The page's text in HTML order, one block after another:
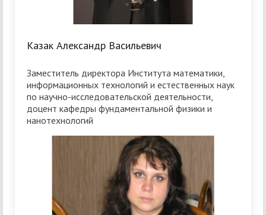
Казак Александр Васильевич
Заместитель директора Института математики,
информационных технологий и естественных наук
по научно-исследовательской деятельности,
доцент кафедры фундаментальной физики и
нанотехнологий